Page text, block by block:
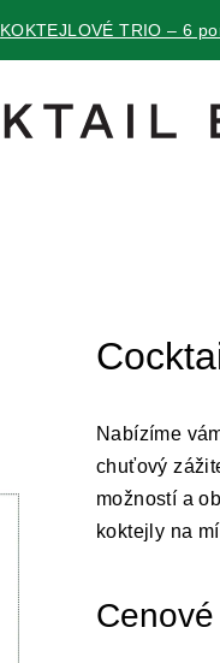
KOKTEJLOVÉ TRIO – 6
Nabízíme
chuťový
možností a
koktejly na